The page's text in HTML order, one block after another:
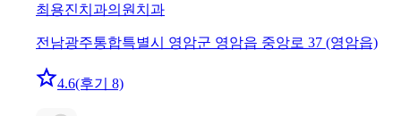
최용진치과의원 치과
전남광주통합특별시 영암군 영암읍 중앙로 37 (영암읍)
4.6(후기 8)